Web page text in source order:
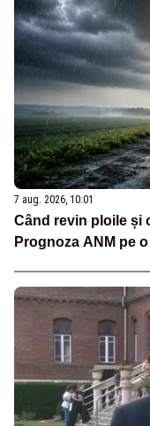
7 aug. 2026, 10:01
Când revin ploile și
Prognoza ANM pe